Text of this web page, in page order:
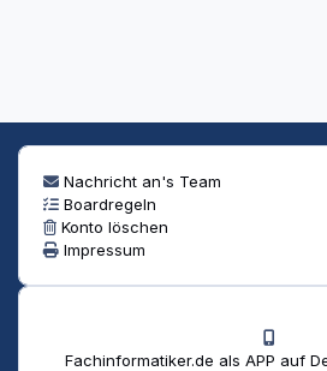
Nachricht an's Team
Boardregeln
Konto löschen
Impressum
Fachinformatiker.de als APP auf